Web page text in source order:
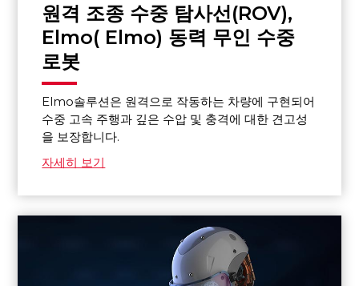
원격 조종 수중 탐사선(ROV),
Elmo( Elmo) 동력 무인 수중
로봇
Elmo솔루션은 원격으로 작동하는 차량에 구현되어
수중 고속 주행과 깊은 수압 및 충격에 대한 견고성
을 보장합니다.
자세히 보기